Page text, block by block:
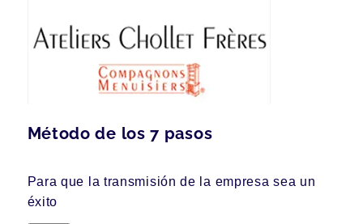
Método de los 7 pasos
Para que la transmisión de la empresa sea un
éxito